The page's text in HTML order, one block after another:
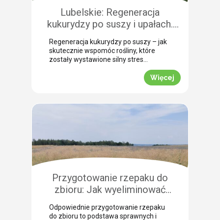
Lubelskie: Regeneracja
kukurydzy po suszy i upałach.
Zobacz rekomendacje z pola!
Regeneracja kukurydzy po suszy – jak
skutecznie wspomóc rośliny, które
zostały wystawione silny stres
termiczny? Jak informuje nasz ekspert
Leszek Konior, kluczem jest szybka
reakcja i wykorzystanie momentu, gdy
przeprowadzona w powiecie
Odpowiednio dobrana strategia
pozwala roślinom odbudować kondycję
fizjologiczną. Pozwijane […]
Więcej
Przygotowanie rzepaku do
zbioru: Jak wyeliminować
chwasty i obniżyć koszty żniw?
Odpowiednie przygotowanie rzepaku
do zbioru to podstawa sprawnych i